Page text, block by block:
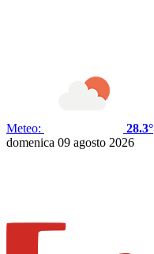
Meteo:
28.3°
domenica 09 agosto 2026